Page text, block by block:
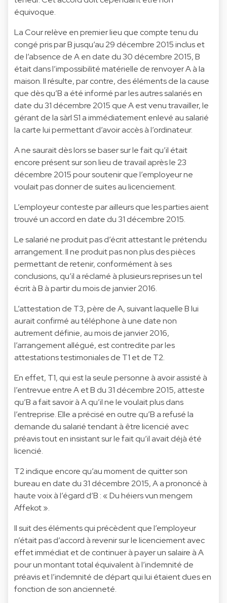
équivoque.
La Cour relève en premier lieu que compte tenu du
congé pris par B jusqu’au 29 décembre 2015 inclus et
de l’absence de A en date du 30 décembre 2015, B
était dans l’impossibilité matérielle de renvoyer A à la
maison. Il résulte, par contre, des éléments de la cause
que dès qu’B a été informé par les autres salariés en
date du 31 décembre 2015 que A est venu travailler, le
gérant de la sàrl S1 a immédiatement enlevé au salarié
la carte lui permettant d’avoir accès à l’ordinateur.
A ne saurait dès lors se baser sur le fait qu’il était
encore présent sur son lieu de travail après le 23
décembre 2015 pour soutenir que l’employeur ne
voulait pas donner de suites au licenciement.
L’employeur conteste par ailleurs que les parties aient
trouvé un accord en date du 31 décembre 2015.
Le salarié ne produit pas d’écrit attestant le prétendu
arrangement. Il ne produit pas non plus des pièces
permettant de retenir, conformément à ses
conclusions, qu’il a réclamé à plusieurs reprises un tel
écrit à B à partir du mois de janvier 2016.
L’attestation de T3, père de A, suivant laquelle B lui
aurait confirmé au téléphone à une date non
autrement définie, au mois de janvier 2016,
l’arrangement allégué, est contredite par les
attestations testimoniales de T1 et de T2.
En effet, T1, qui est la seule personne à avoir assisté à
l’entrevue entre A et B du 31 décembre 2015, atteste
qu’B a fait savoir à A qu’il ne le voulait plus dans
l’entreprise. Elle a précisé en outre qu’B a refusé la
demande du salarié tendant à être licencié avec
préavis tout en insistant sur le fait qu’il avait déjà été
licencié.
T2 indique encore qu’au moment de quitter son
bureau en date du 31 décembre 2015, A a prononcé à
haute voix à l’égard d’B : « Du héiers vun mengem
Affekot ».
Il suit des éléments qui précèdent que l’employeur
n’était pas d’accord à revenir sur le licenciement avec
effet immédiat et de continuer à payer un salaire à A
pour un montant total équivalent à l’indemnité de
préavis et l’indemnité de départ qui lui étaient dues en
fonction de son ancienneté.